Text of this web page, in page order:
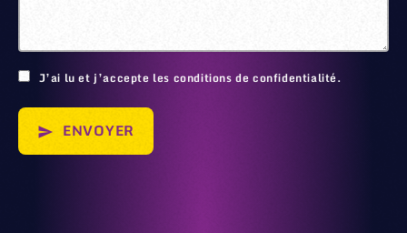
J’ai lu et j’accepte les conditions de confidentialité.
send ENVOYER